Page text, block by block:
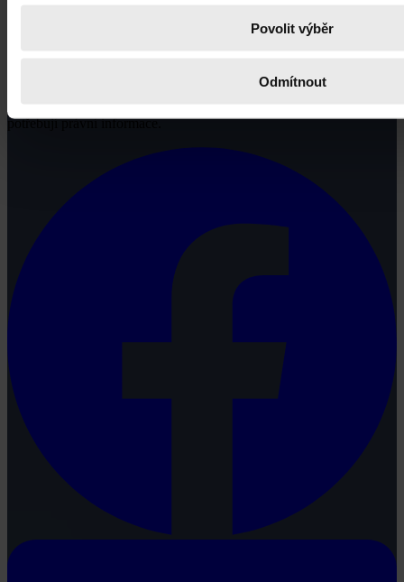
Povolit výběr
Odmítnout
Právní portál, jehož cílovou skupinou jsou nejenom právní
potřebují právní informace.